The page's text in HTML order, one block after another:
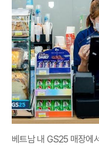
베트남 내 GS25 매장에